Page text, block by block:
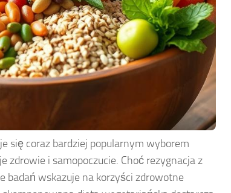
się coraz bardziej popularnym wyborem
zdrowie i samopoczucie. Choć rezygnacja z
badań wskazuje na korzyści zdrowotne